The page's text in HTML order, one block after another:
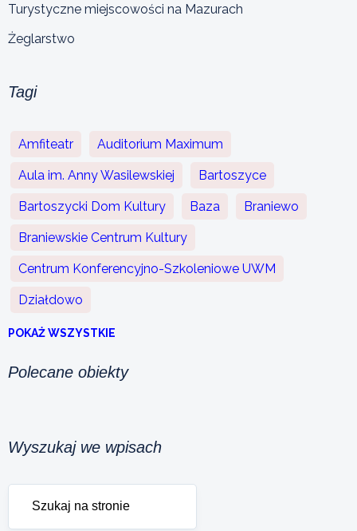
Turystyczne miejscowości na Mazurach
Żeglarstwo
Tagi
Amfiteatr Auditorium Maximum
Aula im. Anny Wasilewskiej Bartoszyce
Bartoszycki Dom Kultury Baza Braniewo
Braniewskie Centrum Kultury
Centrum Konferencyjno-Szkoleniowe UWM
Działdowo
POKAŻ WSZYSTKIE
Polecane obiekty
Wyszukaj we wpisach